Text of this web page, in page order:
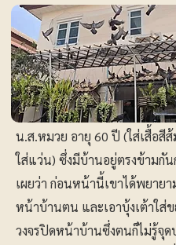
น.ส.หมวย อายุ 60 ปี (ใส่เสื้อสี
ใส่แว่น) ซึ่งมีบ้านอยู่ตรงข้ามกั
เผยว่า ก่อนหน้านี้เขาได้พยาย
หน้าบ้านตน และเอาบุ้งเต้าใส่ข
วงจรปิดหน้าบ้านซึ่งตนก็ไม่รู้จุด